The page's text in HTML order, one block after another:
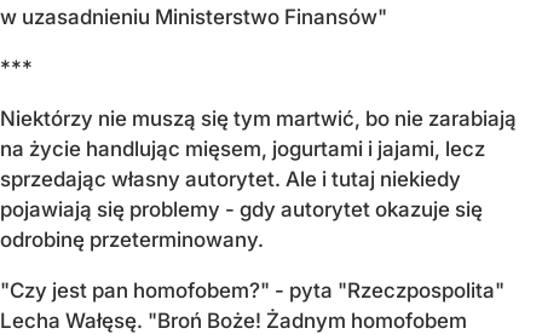
w uzasadnieniu Ministerstwo Finansów"
***
Niektórzy nie muszą się tym martwić, bo nie zarabiają
na życie handlując mięsem, jogurtami i jajami, lecz
sprzedając własny autorytet. Ale i tutaj niekiedy
pojawiają się problemy - gdy autorytet okazuje się
odrobinę przeterminowany.
"Czy jest pan homofobem?" - pyta "Rzeczpospolita"
Lecha Wałęsę. "Broń Boże! Żadnym homofobem